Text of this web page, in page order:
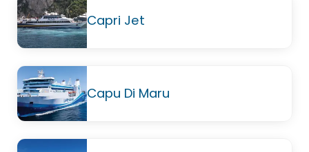
Capri Jet
Capu Di Maru